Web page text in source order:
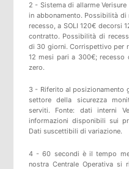
2 - Sistema di allarme
in abbonamento. Possibilità di
recesso, a SOLI 120€ decorsi
contratto. Possibilità di
di 30 giorni. Corrispettivo per
12 mesi pari a 300€;
zero.
3 - Riferito al posizionamento
settore della sicurezza
serviti. Fonte: dati interni
informazioni disponibili sui
Dati suscettibili di variazione.
4 - 60 secondi è il tempo
nostra Centrale Operativa si